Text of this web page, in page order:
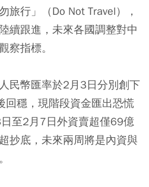
旅行」（Do Not Travel），
續跟進，未來各國調整對中
察指標。
民幣匯率於2月3日分別創下
穩，現階段資金匯出恐慌
至2月7日外資賣超僅69億
抄底，未來兩周將是內資與